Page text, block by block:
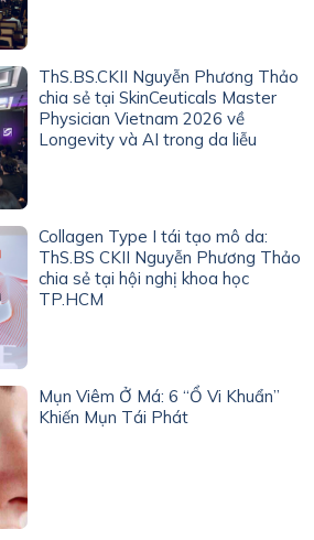
ThS.BS.CKII Nguyễn Phương Thảo
chia sẻ tại SkinCeuticals Master
Physician Vietnam 2026 về
Longevity và AI trong da liễu
Collagen Type I tái tạo mô da:
ThS.BS CKII Nguyễn Phương Thảo
chia sẻ tại hội nghị khoa học
TP.HCM
Mụn Viêm Ở Má: 6 “Ổ Vi Khuẩn”
Khiến Mụn Tái Phát